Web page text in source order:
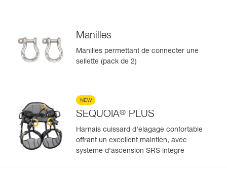
Manilles
Manilles permettant de connecter une
sellette (pack de 2)
NEW
SEQUOIA® PLUS
Harnais cuissard d’élagage confortable
offrant un excellent maintien, avec
système d'ascension SRS intégré